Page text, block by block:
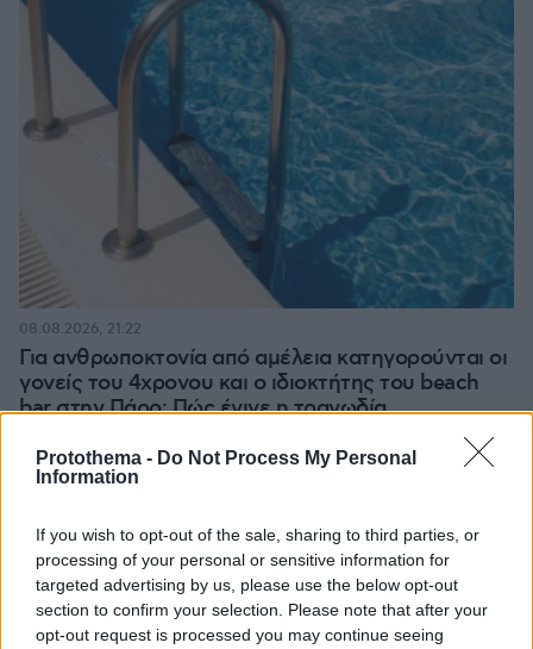
Protothema - Do Not Process My Personal
Information
If you wish to opt-out of the sale, sharing to third parties, or
processing of your personal or sensitive information for
targeted advertising by us, please use the below opt-out
section to confirm your selection. Please note that after your
opt-out request is processed you may continue seeing
Για ανθρωποκτονία από αμέλεια κατηγορούνται οι
γονείς του 4χρονου και ο ιδιοκτήτης του beach
bar στην Πάρο: Πώς έγινε η τραγωδία
08.08.2026, 21:22